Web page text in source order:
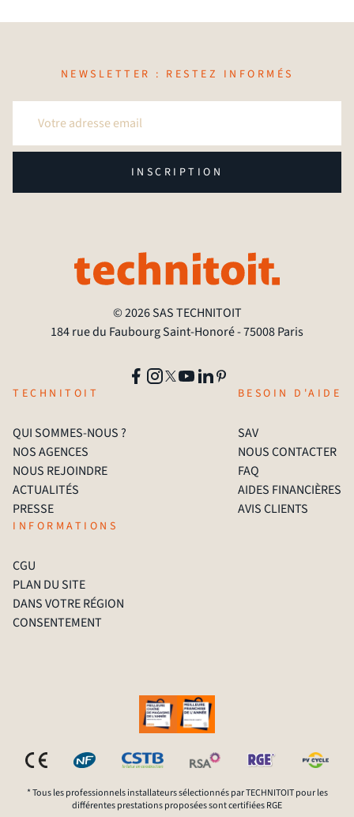
NEWSLETTER : RESTEZ INFORMÉS
INSCRIPTION
© 2026 SAS TECHNITOIT
184 rue du Faubourg Saint-Honoré - 75008 Paris
TECHNITOIT
QUI SOMMES-NOUS ?
NOS AGENCES
NOUS REJOINDRE
ACTUALITÉS
PRESSE
BESOIN D'AIDE
SAV
NOUS CONTACTER
FAQ
AIDES FINANCIÈRES
AVIS CLIENTS
INFORMATIONS
CGU
PLAN DU SITE
DANS VOTRE RÉGION
CONSENTEMENT
* Tous les professionnels installateurs sélectionnés par TECHNITOIT pour les
différentes prestations proposées sont certifiées RGE